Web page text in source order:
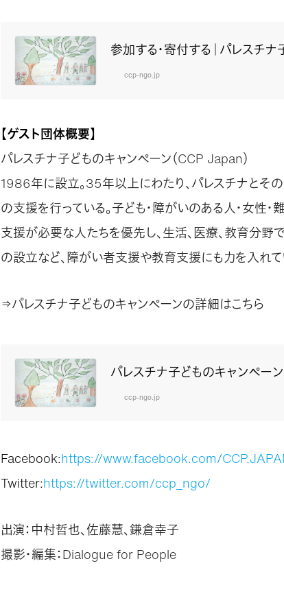
参加する・寄付する｜パレスチ
ccp-ngo.jp
【ゲスト団体概要】
パレスチナ子どものキャンペーン（CCP Japan）
1986年に設立。35年以上にわたり、パレスチナとそ
の支援を行っている。子ども・障がいのある人・女性
支援が必要な人たちを優先し、生活、医療、教育分野
の設立など、障がい者支援や教育支援にも力を入れて
⇒パレスチナ子どものキャンペーンの詳細はこちら
パレスチナ子どものキャンペーン
ccp-ngo.jp
Facebook:https://www.facebook.com/
Twitter:https://twitter.com/ccp_ngo/
出演：中村哲也、佐藤慧、鎌倉幸子
撮影・編集：Dialogue for People